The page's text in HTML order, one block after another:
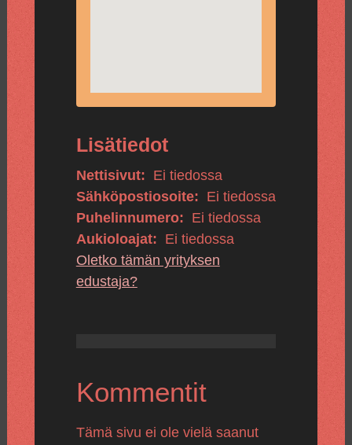
Lisätiedot
Nettisivut: Ei tiedossa
Sähköpostiosoite: Ei tiedossa
Puhelinnumero: Ei tiedossa
Aukioloajat: Ei tiedossa
Oletko tämän yrityksen
edustaja?
Kommentit
Tämä sivu ei ole vielä saanut